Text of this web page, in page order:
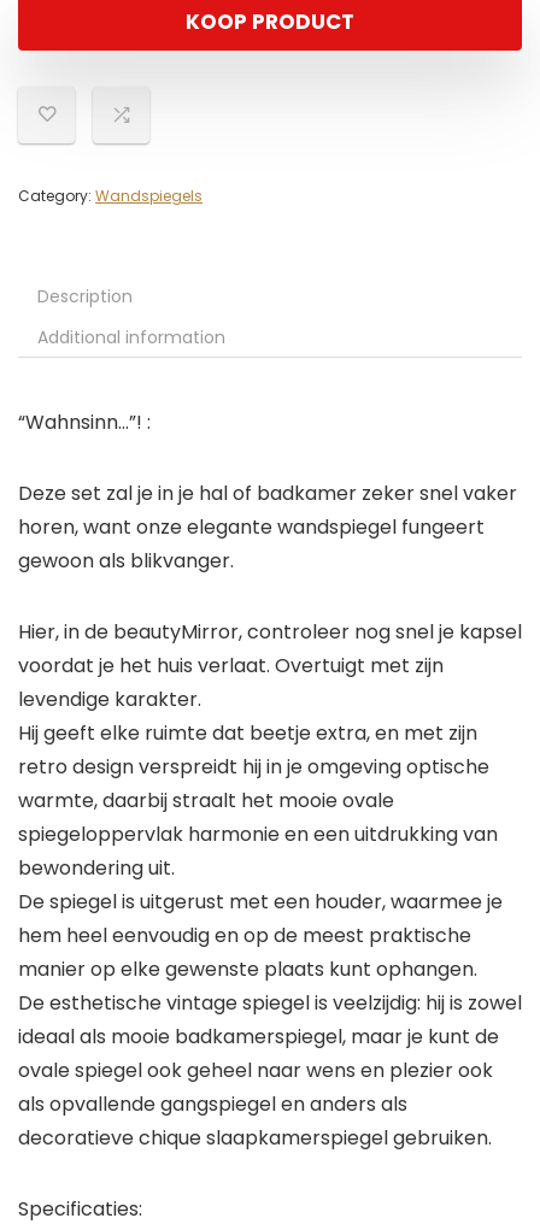
KOOP PRODUCT
Category: Wandspiegels
Description
Additional information
“Wahnsinn…”! :
Deze set zal je in je hal of badkamer zeker snel vaker
horen, want onze elegante wandspiegel fungeert
gewoon als blikvanger.
Hier, in de beautyMirror, controleer nog snel je kapsel
voordat je het huis verlaat. Overtuigt met zijn
levendige karakter.
Hij geeft elke ruimte dat beetje extra, en met zijn
retro design verspreidt hij in je omgeving optische
warmte, daarbij straalt het mooie ovale
spiegeloppervlak harmonie en een uitdrukking van
bewondering uit.
De spiegel is uitgerust met een houder, waarmee je
hem heel eenvoudig en op de meest praktische
manier op elke gewenste plaats kunt ophangen.
De esthetische vintage spiegel is veelzijdig: hij is zowel
ideaal als mooie badkamerspiegel, maar je kunt de
ovale spiegel ook geheel naar wens en plezier ook
als opvallende gangspiegel en anders als
decoratieve chique slaapkamerspiegel gebruiken.
Specificaties: